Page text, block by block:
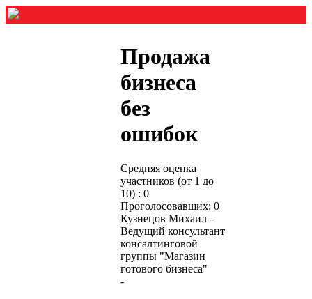
Продажа
бизнеса
без
ошибок
Средняя оценка
участников (от 1 до
10) : 0
Проголосовавших: 0
Кузнецов Михаил -
Ведущий консультант
консалтинговой
группы "Магазин
готового бизнеса"
-